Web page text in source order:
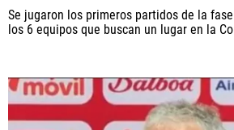
Se jugaron los primeros partidos de la
los 6 equipos que buscan un lugar en la